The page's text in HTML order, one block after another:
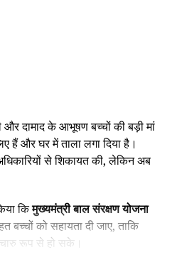
और दामाद के आभूषण बच्चों की बड़ी मां
हैं और घर में ताला लगा दिया है।
से शिकायत की, लेकिन अब
किमुख्यमंत्री बाल संरक्षण योजना
बच्चों को सहायता दी जाए, ताकि
रूप से हो सके।